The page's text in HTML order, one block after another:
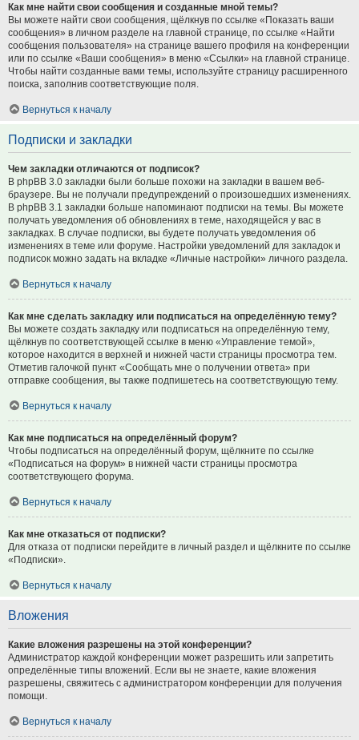
Как мне найти свои сообщения и созданные мной темы?
Вы можете найти свои сообщения, щёлкнув по ссылке «Показать ваши
сообщения» в личном разделе на главной странице, по ссылке «Найти
сообщения пользователя» на странице вашего профиля на конференции
или по ссылке «Ваши сообщения» в меню «Ссылки» на главной странице.
Чтобы найти созданные вами темы, используйте страницу расширенного
поиска, заполнив соответствующие поля.
Вернуться к началу
Подписки и закладки
Чем закладки отличаются от подписок?
В phpBB 3.0 закладки были больше похожи на закладки в вашем веб-
браузере. Вы не получали предупреждений о произошедших изменениях.
В phpBB 3.1 закладки больше напоминают подписки на темы. Вы можете
получать уведомления об обновлениях в теме, находящейся у вас в
закладках. В случае подписки, вы будете получать уведомления об
изменениях в теме или форуме. Настройки уведомлений для закладок и
подписок можно задать на вкладке «Личные настройки» личного раздела.
Вернуться к началу
Как мне сделать закладку или подписаться на определённую тему?
Вы можете создать закладку или подписаться на определённую тему,
щёлкнув по соответствующей ссылке в меню «Управление темой»,
которое находится в верхней и нижней части страницы просмотра тем.
Отметив галочкой пункт «Сообщать мне о получении ответа» при
отправке сообщения, вы также подпишетесь на соответствующую тему.
Вернуться к началу
Как мне подписаться на определённый форум?
Чтобы подписаться на определённый форум, щёлкните по ссылке
«Подписаться на форум» в нижней части страницы просмотра
соответствующего форума.
Вернуться к началу
Как мне отказаться от подписки?
Для отказа от подписки перейдите в личный раздел и щёлкните по ссылке
«Подписки».
Вернуться к началу
Вложения
Какие вложения разрешены на этой конференции?
Администратор каждой конференции может разрешить или запретить
определённые типы вложений. Если вы не знаете, какие вложения
разрешены, свяжитесь с администратором конференции для получения
помощи.
Вернуться к началу